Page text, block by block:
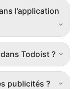
l’application
Todoist ?
publicités ?